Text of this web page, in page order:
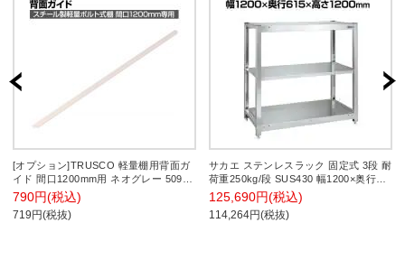
[オプション]TRUSCO 軽量棚用背面ガ
イド 間口1200mm用 ネオグレー 509-
4151
790円(税込)
719円(税抜)
サカエ ステンレスラック 固定式 3段 耐
荷重250kg/段 SUS430 幅1200×奥行
615×高さ1200mm SLN-1233SU4
125,690円(税込)
114,264円(税抜)